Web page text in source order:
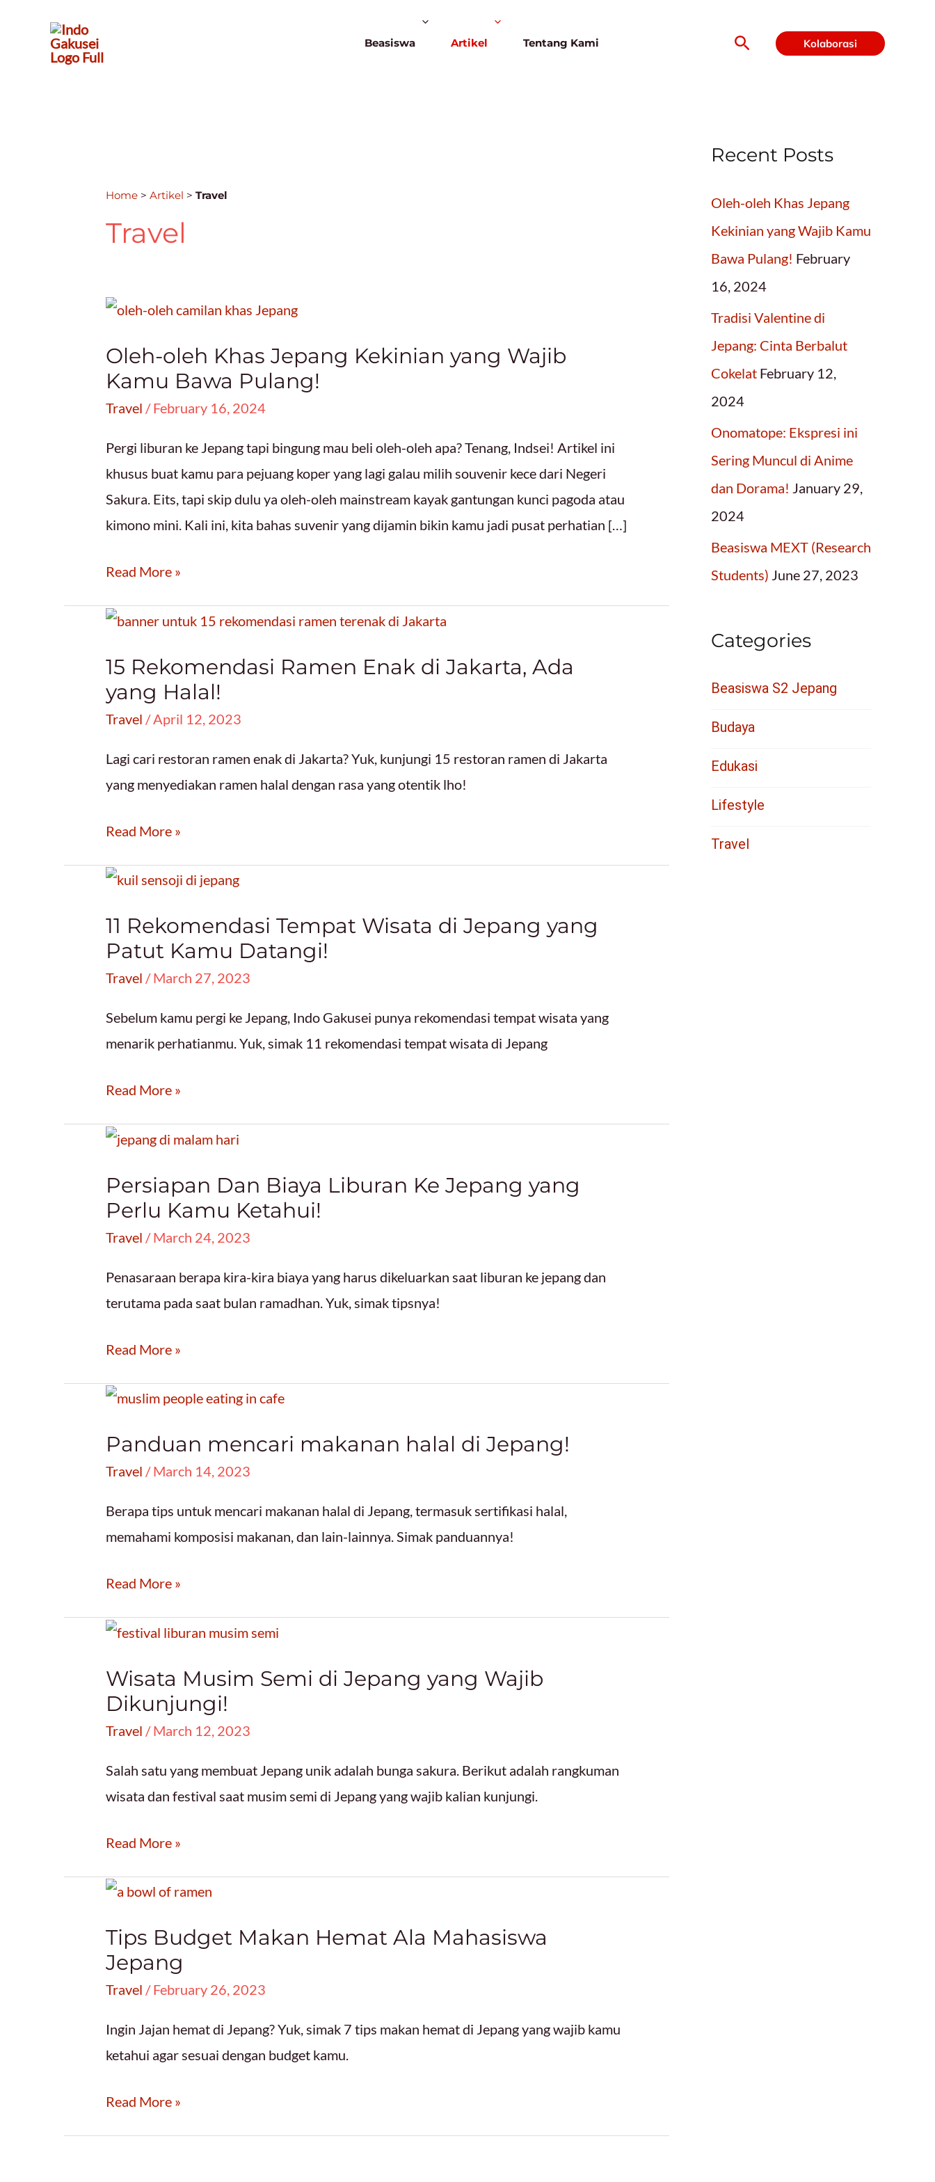
Beasiswa Artikel Tentang Kami Search Kolaborasi
Home > Artikel > Travel
Travel
Oleh-oleh Khas Jepang Kekinian yang Wajib
Kamu Bawa Pulang!
Travel /February 16, 2024
Pergi liburan ke Jepang tapi bingung mau beli oleh-oleh apa? Tenang, Indsei! Artikel ini
khusus buat kamu para pejuang koper yang lagi galau milih souvenir kece dari Negeri
Sakura. Eits, tapi skip dulu ya oleh-oleh mainstream kayak gantungan kunci pagoda atau
kimono mini. Kali ini, kita bahas suvenir yang dijamin bikin kamu jadi pusat perhatian […]
Oleh-
Khas
Kekinian
yang
Wajib
Kamu
Read More »
15 Rekomendasi Ramen Enak di Jakarta, Ada
yang Halal!
Travel /April 12, 2023
Lagi cari restoran ramen enak di Jakarta? Yuk, kunjungi 15 restoran ramen di Jakarta
yang menyediakan ramen halal dengan rasa yang otentik lho!
15
Ramen
di
Jakarta,
Ada
yang
Read More »
11 Rekomendasi Tempat Wisata di Jepang yang
Patut Kamu Datangi!
Travel /March 27, 2023
Sebelum kamu pergi ke Jepang, Indo Gakusei punya rekomendasi tempat wisata yang
menarik perhatianmu. Yuk, simak 11 rekomendasi tempat wisata di Jepang
11
Tempat
di
Jepang
yang
Patut
Kamu
Read More »
Persiapan Dan Biaya Liburan Ke Jepang yang
Perlu Kamu Ketahui!
Travel /March 24, 2023
Penasaraan berapa kira-kira biaya yang harus dikeluarkan saat liburan ke jepang dan
terutama pada saat bulan ramadhan. Yuk, simak tipsnya!
Persiapan
Biaya
Ke
Jepang
yang
Ketahui!
Read More »
Panduan mencari makanan halal di Jepang!
Travel /March 14, 2023
Berapa tips untuk mencari makanan halal di Jepang, termasuk sertifikasi halal,
memahami komposisi makanan, dan lain-lainnya. Simak panduannya!
Panduan
makanan
di
Jepang!
Read More »
Wisata Musim Semi di Jepang yang Wajib
Dikunjungi!
Travel /March 12, 2023
Salah satu yang membuat Jepang unik adalah bunga sakura. Berikut adalah rangkuman
wisata dan festival saat musim semi di Jepang yang wajib kalian kunjungi.
Wisata
Semi
Jepang
yang
Wajib
Dikunjungi!
Read More »
Tips Budget Makan Hemat Ala Mahasiswa
Jepang
Travel /February 26, 2023
Ingin Jajan hemat di Jepang? Yuk, simak 7 tips makan hemat di Jepang yang wajib kamu
ketahui agar sesuai dengan budget kamu.
Tips
Read More »
Recent Posts
Oleh-oleh Khas Jepang
Kekinian yang Wajib Kamu
Bawa Pulang! February
16, 2024
Tradisi Valentine di
Jepang: Cinta Berbalut
Cokelat February 12,
2024
Onomatope: Ekspresi ini
Sering Muncul di Anime
dan Dorama! January 29,
2024
Beasiswa MEXT (Research
Students) June 27, 2023
Categories
Beasiswa S2 Jepang
Budaya
Edukasi
Lifestyle
Travel